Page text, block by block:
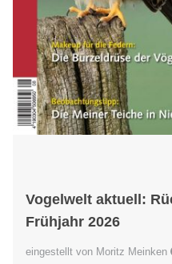
Vogelwelt aktuell:
Frühjahr 2026
eingestellt von Moritz Meinken